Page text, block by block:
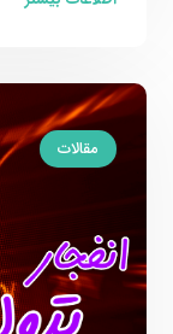
مقالات